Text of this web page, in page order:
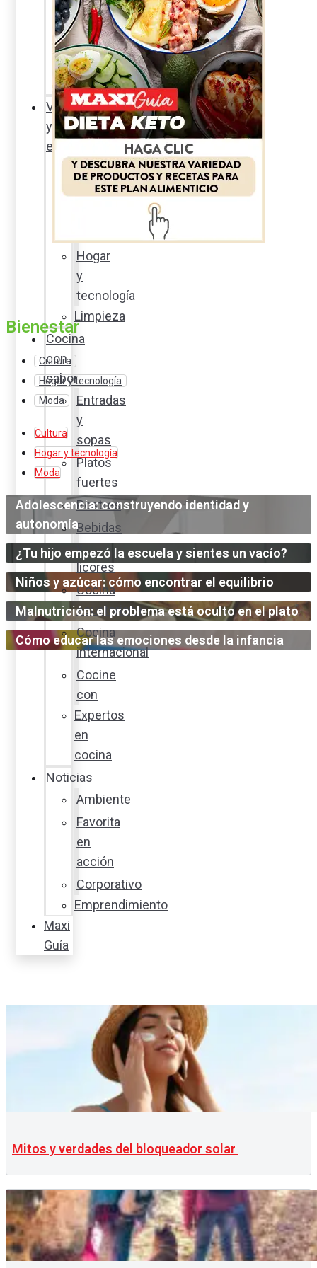
Sexualidad
responsable
En
la
percha
Vida
y
estilo
Productos
nuevos
Hogar
y
tecnología
Limpieza
Cocina
con
sabor
Entradas
y
sopas
Platos
fuertes
Postres
Bebidas
y
licores
Cocina
ecuatoriana
Cocina
internacional
Cocine
con
Expertos
en
cocina
Noticias
Ambiente
Favorita
en
acción
Corporativo
Emprendimiento
Maxi
Guía
Bienestar
Cultura
Hogar y tecnología
Moda
Cultura
Hogar y tecnología
Moda
Adolescencia: construyendo identidad y
autonomía
¿Tu hijo empezó la escuela y sientes un vacío?
Niños y azúcar: cómo encontrar el equilibrio
Malnutrición: el problema está oculto en el plato
Cómo educar las emociones desde la infancia
Mitos y verdades del bloqueador solar